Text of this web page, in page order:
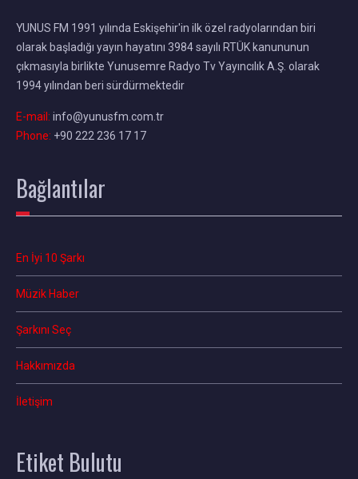
YUNUS FM 1991 yılında Eskişehir'in ilk özel radyolarından biri
olarak başladığı yayın hayatını 3984 sayılı RTÜK kanununun
çıkmasıyla birlikte Yunusemre Radyo Tv Yayıncılık A.Ş. olarak
1994 yılından beri sürdürmektedir
E-mail: info@yunusfm.com.tr
Phone: +90 222 236 17 17
Bağlantılar
En İyi 10 Şarkı
Müzik Haber
Şarkını Seç
Hakkımızda
İletişim
Etiket Bulutu